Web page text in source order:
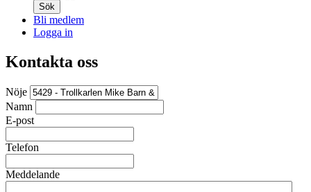
Sök
Bli medlem
Logga in
Kontakta oss
Nöje
Namn
E-post
Telefon
Meddelande